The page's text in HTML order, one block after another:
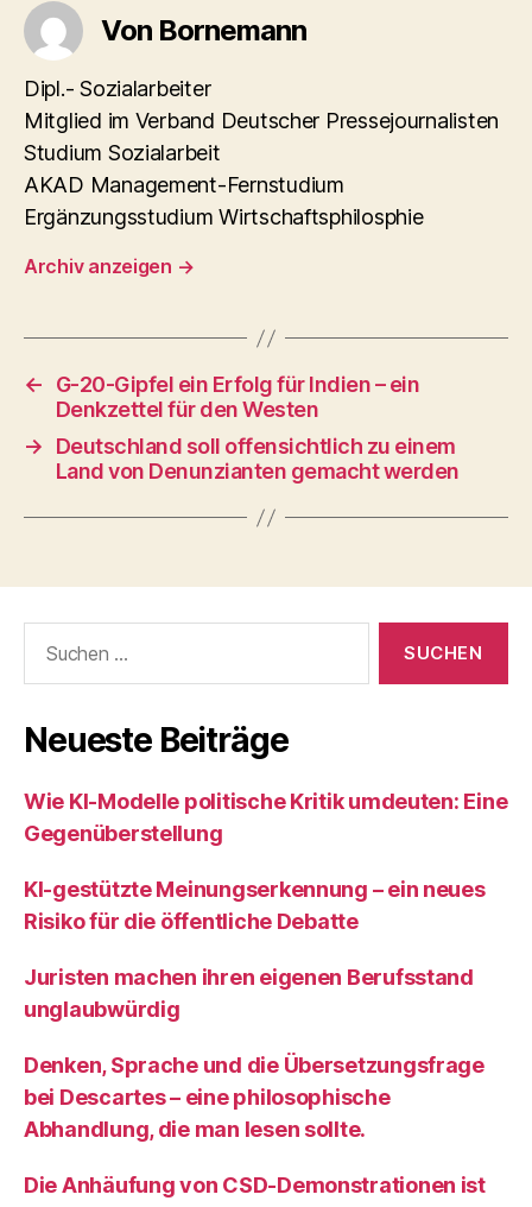
Von Bornemann
Dipl.- Sozialarbeiter
Mitglied im Verband Deutscher Pressejournalisten
Studium Sozialarbeit
AKAD Management-Fernstudium
Ergänzungsstudium Wirtschaftsphilosphie
Archiv anzeigen →
←
G-20-Gipfel ein Erfolg für Indien – ein
Denkzettel für den Westen
→
Deutschland soll offensichtlich zu einem
Land von Denunzianten gemacht werden
nach:
Neueste Beiträge
Wie KI‑Modelle politische Kritik umdeuten: Eine
Gegenüberstellung
KI‑gestützte Meinungserkennung – ein neues
Risiko für die öffentliche Debatte
Juristen machen ihren eigenen Berufsstand
unglaubwürdig
Denken, Sprache und die Übersetzungsfrage
bei Descartes – eine philosophische
Abhandlung, die man lesen sollte.
Die Anhäufung von CSD-Demonstrationen ist